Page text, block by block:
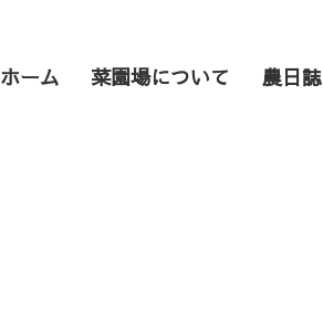
ホーム 菜園場について 農日誌